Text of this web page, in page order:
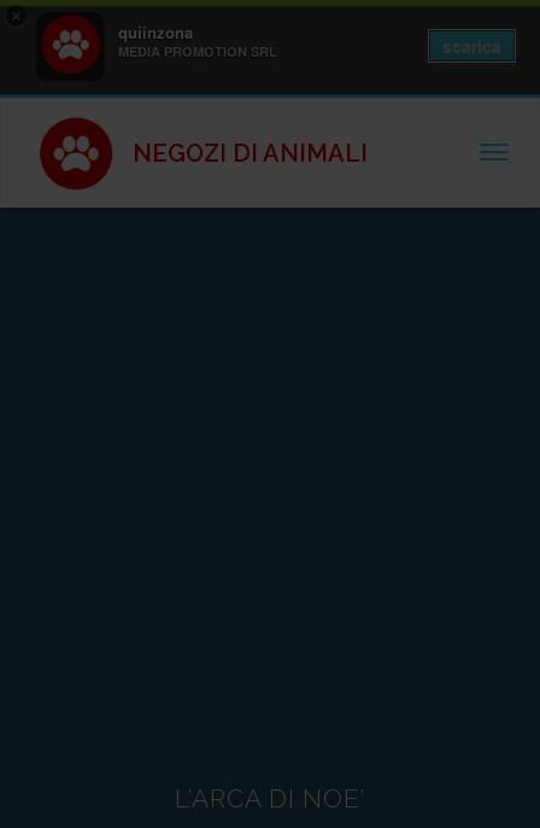
×
quiinzona
MEDIA PROMOTION SRL scarica
NEGOZI DI ANIMALI
L’ARCA DI NOE’